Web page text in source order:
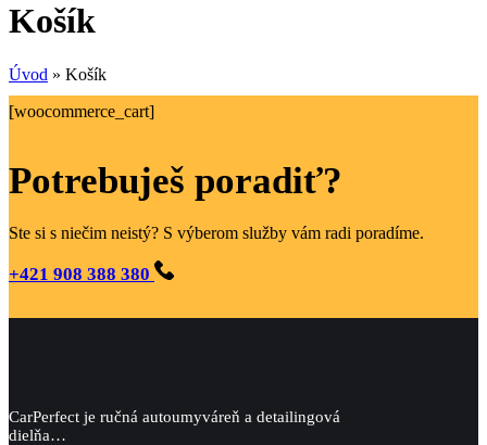
Košík
Úvod » Košík
[woocommerce_cart]
Potrebuješ poradiť?
Ste si s niečim neistý? S výberom služby vám radi poradíme.
+421 908 388 380
CarPerfect je ručná autoumyváreň a detailingová
dielňa…